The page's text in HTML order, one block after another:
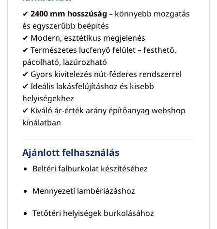
✔ 2400 mm hosszúság – könnyebb mozgatás
és egyszerűbb beépítés
✔ Modern, esztétikus megjelenés
✔ Természetes lucfenyő felület – festhető,
pácolható, lazúrozható
✔ Gyors kivitelezés nút-féderes rendszerrel
✔ Ideális lakásfelújításhoz és kisebb
helyiségekhez
✔ Kiváló ár-érték arány építőanyag webshop
kínálatban
Ajánlott felhasználás
Beltéri falburkolat készítéséhez
Mennyezeti lambériázáshoz
Tetőtéri helyiségek burkolásához